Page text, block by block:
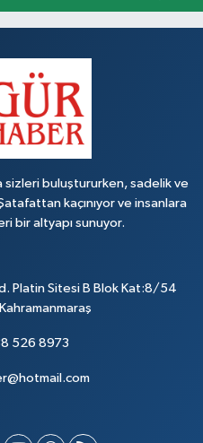
sizleri buluştururken, sadelik ve
kaçınıyor ve insanlara
bir altyapı sunuyor.
Platin Sitesi B Blok Kat:8/54
526 8973